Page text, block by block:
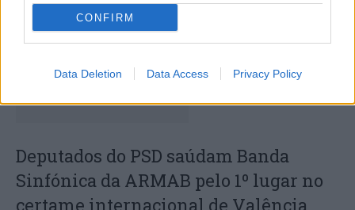
CONFIRM
Data Deletion Data Access Privacy Policy
Deputados do PSD saúdam Banda
Sinfónica da ARMAB pelo 1º lugar no
certame internacional de Valência